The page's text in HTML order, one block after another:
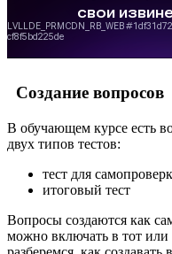
Создание вопросов
В обучающем курсе есть
двух типов тестов:
тест для
итоговый тест
Вопросы создаются как
можно включать в тот